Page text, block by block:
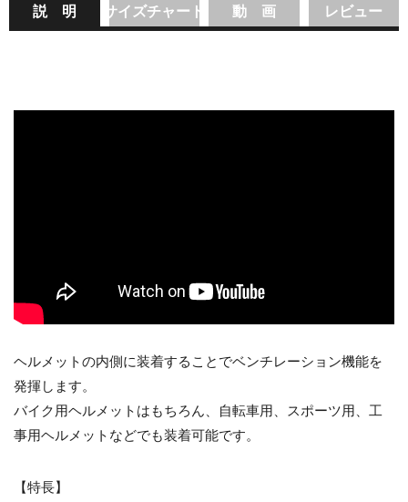
説 明 サイズチャート 動 画 レビュー
ヘルメットの内側に装着することでベンチレーション機能を
発揮します。
バイク用ヘルメットはもちろん、自転車用、スポーツ用、工
事用ヘルメットなどでも装着可能です。
【特長】